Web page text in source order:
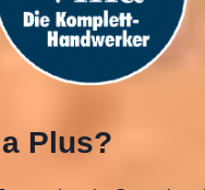
Plus?